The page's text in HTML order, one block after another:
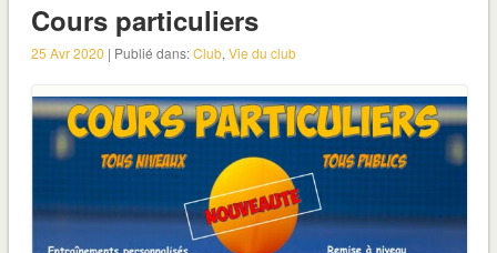
Cours particuliers
25 Avr 2020 | Publié dans:Club, Vie du club